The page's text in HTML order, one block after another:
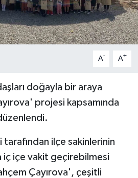
A- A+
doğayla bir araya
projesi kapsamında
tarafından ilçe sakinlerinin
içe vakit geçirebilmesi
Çayırova', çeşitli